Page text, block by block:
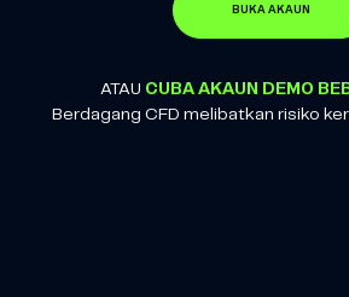
BUKA AKAUN
ATAU CUBA AKAUN DEMO
Berdagang CFD melibatkan risiko